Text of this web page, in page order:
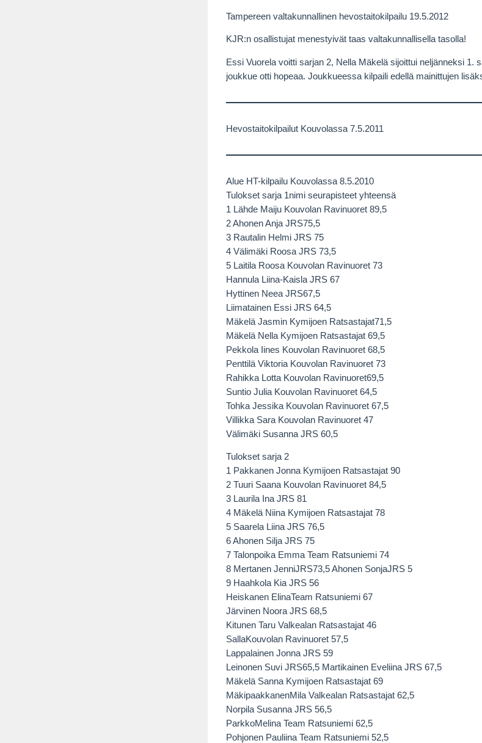
Tampereen valtakunnallinen hevostaitokilpailu 19.5.2012
KJR:n osallistujat menestyivät taas valtakunnallisella tasolla!
Essi Vuorela voitti sarjan 2, Nella Mäkelä sijoittui neljänneksi 1.
joukkue otti hopeaa. Joukkueessa kilpaili edellä mainittujen
Hevostaitokilpailut Kouvolassa 7.5.2011
Alue HT-kilpailu Kouvolassa 8.5.2010
Tulokset sarja 1nimi seurapisteet yhteensä
1 Lähde Maiju Kouvolan Ravinuoret 89,5
2 Ahonen Anja JRS75,5
3 Rautalin Helmi JRS 75
4 Välimäki Roosa JRS 73,5
5 Laitila Roosa Kouvolan Ravinuoret 73
Hannula Liina-Kaisla JRS 67
Hyttinen Neea JRS67,5
Liimatainen Essi JRS 64,5
Mäkelä Jasmin Kymijoen Ratsastajat71,5
Mäkelä Nella Kymijoen Ratsastajat 69,5
Pekkola Iines Kouvolan Ravinuoret 68,5
Penttilä Viktoria Kouvolan Ravinuoret 73
Rahikka Lotta Kouvolan Ravinuoret69,5
Suntio Julia Kouvolan Ravinuoret 64,5
Tohka Jessika Kouvolan Ravinuoret 67,5
Villikka Sara Kouvolan Ravinuoret 47
Välimäki Susanna JRS 60,5
Tulokset sarja 2
1 Pakkanen Jonna Kymijoen Ratsastajat 90
2 Tuuri Saana Kouvolan Ravinuoret 84,5
3 Laurila Ina JRS 81
4 Mäkelä Niina Kymijoen Ratsastajat 78
5 Saarela Liina JRS 76,5
6 Ahonen Silja JRS 75
7 Talonpoika Emma Team Ratsuniemi 74
8 Mertanen JenniJRS73,5 Ahonen SonjaJRS 5
9 Haahkola Kia JRS 56
Heiskanen ElinaTeam Ratsuniemi 67
Järvinen Noora JRS 68,5
Kitunen Taru Valkealan Ratsastajat 46
SallaKouvolan Ravinuoret 57,5
Lappalainen Jonna JRS 59
Leinonen Suvi JRS65,5 Martikainen Eveliina JRS 67,5
Mäkelä Sanna Kymijoen Ratsastajat 69
MäkipaakkanenMila Valkealan Ratsastajat 62,5
Norpila Susanna JRS 56,5
ParkkoMelina Team Ratsuniemi 62,5
Pohjonen Pauliina Team Ratsuniemi 52,5